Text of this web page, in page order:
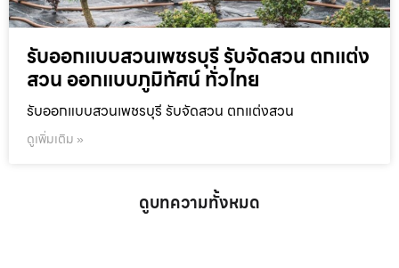
รับออกแบบสวนเพชรบุรี รับจัดสวน ตกแต่ง
สวน ออกแบบภูมิทัศน์ ทั่วไทย
รับออกแบบสวนเพชรบุรี รับจัดสวน ตกแต่งสวน
ดูเพิ่มเติม »
ดูบทความทั้งหมด